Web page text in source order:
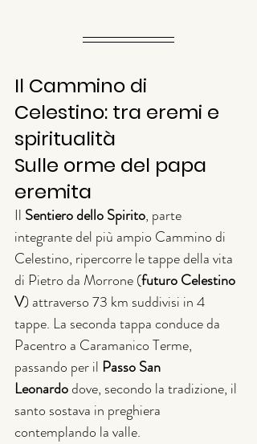
Il Cammino di
Celestino: tra eremi e
spiritualità
Sulle orme del papa
eremita
Il Sentiero dello Spirito, parte
integrante del più ampio Cammino di
Celestino, ripercorre le tappe della vita
di Pietro da Morrone (futuro Celestino
V) attraverso 73 km suddivisi in 4
tappe. La seconda tappa conduce da
Pacentro a Caramanico Terme,
passando per il Passo San
Leonardo dove, secondo la tradizione, il
santo sostava in preghiera
contemplando la valle.